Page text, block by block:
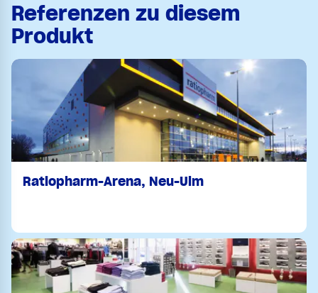
Referenzen zu diesem
Produkt
Ratiopharm-Arena, Neu-Ulm